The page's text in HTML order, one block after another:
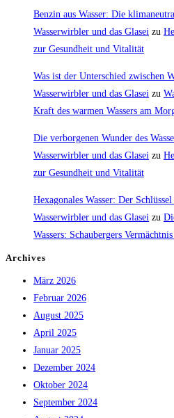
Benzin aus Wasser: Die
Wasserwirbler und das Glasei zu
zur Gesundheit und Vitalität
Was ist der Unterschied zwischen
Wasserwirbler und das Glasei zu
Kraft des warmen Wassers am
Die verborgenen Wunder des
Wasserwirbler und das Glasei zu
zur Gesundheit und Vitalität
Hexagonales Wasser: Der
Wasserwirbler und das Glasei zu
Wassers: Schaubergers
Archives
März 2026
Februar 2026
August 2025
April 2025
Januar 2025
Dezember 2024
Oktober 2024
September 2024